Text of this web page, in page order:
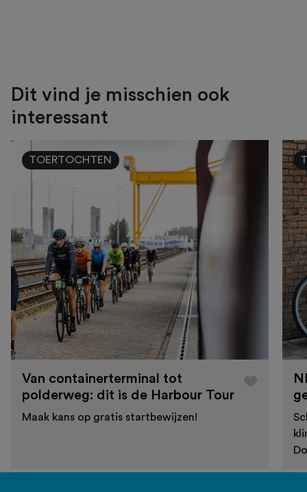
Dit vind je misschien ook
interessant
TOERTOCHTEN
Van containerterminal tot
polderweg: dit is de Harbour Tour
Maak kans op gratis startbewijzen!